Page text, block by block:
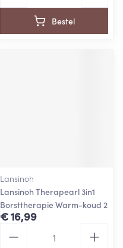
Bestel
Lansinoh
Lansinoh Therapearl 3in1
Borsttherapie Warm-koud 2
€ 16,99